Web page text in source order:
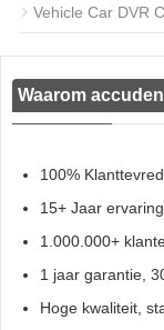
Vehicle Car DVR
Waarom
100%
15+ Jaar ervaring
1.000.000+
1 jaar garantie,
Hoge kwaliteit,